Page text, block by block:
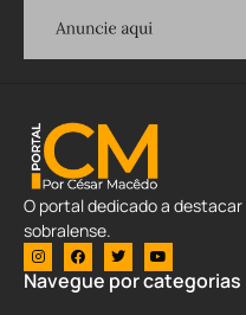
O portal dedicado a
sobralense.
Navegue por categorias